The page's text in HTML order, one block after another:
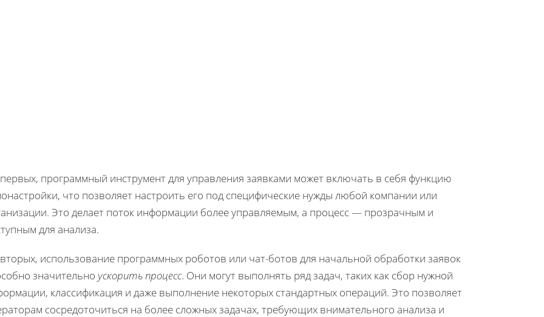
программный инструмент для управления заявками может включать в себя функцию
что позволяет настроить его под специфические нужды любой компании или
Это делает поток информации более управляемым, а процесс — прозрачным и
для анализа.
использование программных роботов или чат-ботов для начальной обработки заявок
значительно ускорить процесс. Они могут выполнять ряд задач, таких как сбор нужной
классификация и даже выполнение некоторых стандартных операций. Это позволяет
сосредоточиться на более сложных задачах, требующих внимательного анализа и